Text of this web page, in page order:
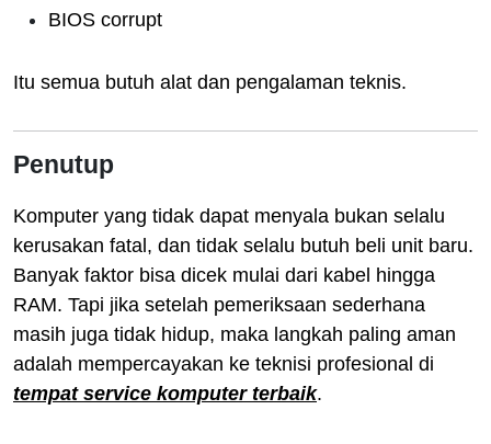
BIOS corrupt
Itu semua butuh alat dan pengalaman teknis.
Penutup
Komputer yang tidak dapat menyala bukan selalu
kerusakan fatal, dan tidak selalu butuh beli unit baru.
Banyak faktor bisa dicek mulai dari kabel hingga
RAM. Tapi jika setelah pemeriksaan sederhana
masih juga tidak hidup, maka langkah paling aman
adalah mempercayakan ke teknisi profesional di
tempat service komputer terbaik.